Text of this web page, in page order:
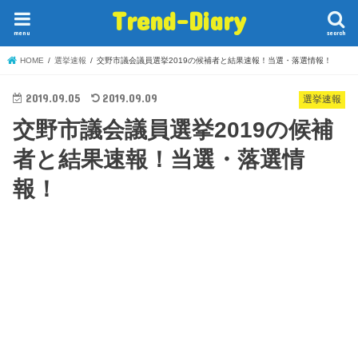
Trend-Diary search
menu
HOME 選挙速報 交野市議会議員選挙2019の候補者と結果速報！当選・落選情報！
選挙速報
2019.09.05 2019.09.09
交野市議会議員選挙2019の候補
者と結果速報！当選・落選情
報！